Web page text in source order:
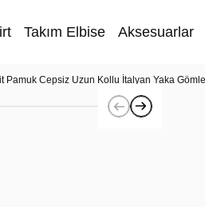
Takım Elbise Aksesuarlar
Pamuk Cepsiz Uzun Kollu İtalyan Yaka